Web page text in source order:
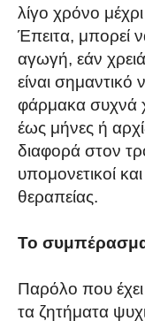
λίγο χρόνο μέχρι
Έπειτα, μπορεί
αγωγή, εάν
είναι σημαντικό
φάρμακα συχνά
έως μήνες ή
διαφορά στον
υπομονετικοί
θεραπείας.
Το
Παρόλο που
τα ζητήματα